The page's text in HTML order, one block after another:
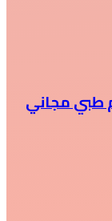
طبي مجاني